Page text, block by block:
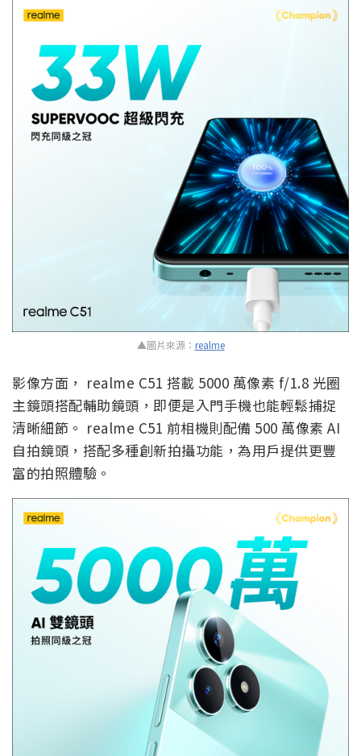
▲圖片來源： realme
影像方面， realme C51 搭載 5000 萬像素 f/1.8 光圈
主鏡頭搭配輔助鏡頭，即便是入門手機也能輕鬆捕捉
清晰細節。 realme C51 前相機則配備 500 萬像素 AI
自拍鏡頭，搭配多種創新拍攝功能，為用戶提供更豐
富的拍照體驗。